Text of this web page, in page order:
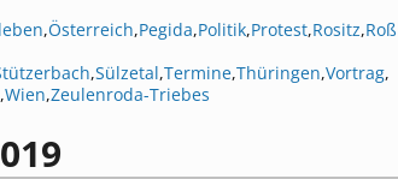
,Österreich,Pegida,Politik,Protest,Rositz,Roß
,Sülzetal,Termine,Thüringen,Vortrag,
,Wien,Zeulenroda-Triebes